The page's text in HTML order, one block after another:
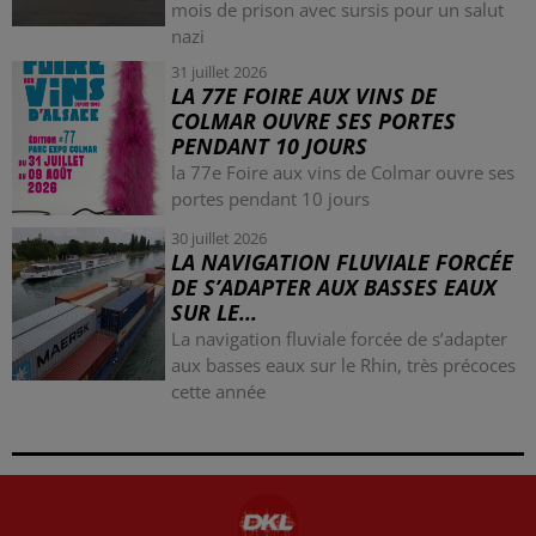
mois de prison avec sursis pour un salut
nazi
31 juillet 2026
LA 77E FOIRE AUX VINS DE
COLMAR OUVRE SES PORTES
PENDANT 10 JOURS
la 77e Foire aux vins de Colmar ouvre ses
portes pendant 10 jours
30 juillet 2026
LA NAVIGATION FLUVIALE FORCÉE
DE S’ADAPTER AUX BASSES EAUX
SUR LE...
La navigation fluviale forcée de s’adapter
aux basses eaux sur le Rhin, très précoces
cette année